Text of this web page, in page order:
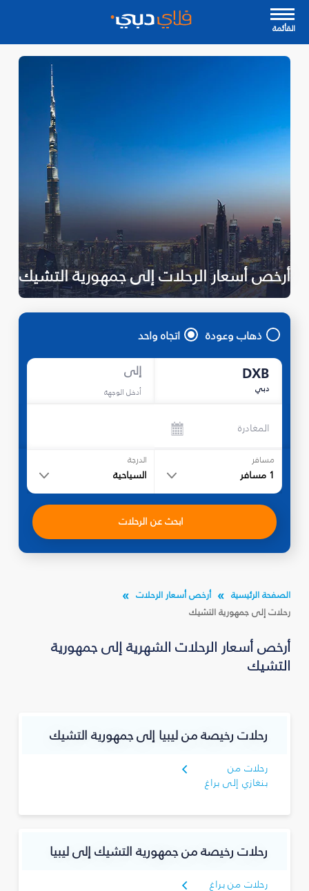
القأئمة
أرخص أسعار الرحلات إلى جمهورية التشيك
ذهاب وعودة اتجاه واحد
DXB
دبي
إلى
أدخل الوجهة
المغادرة
مسافر
1 مسافر
الدرجة
السياحية
ابحث عن الرحلات
الصفحة الرئيسية
أرخص أسعار الرحلات
رحلات إلى جمهورية التشيك
أرخص أسعار الرحلات الشهرية إلى جمهورية
التشيك
رحلات رخيصة من ليبيا إلى جمهورية التشيك
رحلات من
بنغازي إلى براغ
رحلات رخيصة من جمهورية التشيك إلى ليبيا
رحلات من براغ